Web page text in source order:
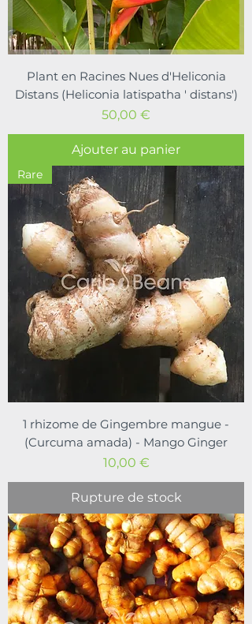
Plant en Racines Nues d'Heliconia
Distans (Heliconia latispatha ' distans')
Prix
50,00 €
Ajouter au panier
Rare
1 rhizome de Gingembre mangue -
(Curcuma amada) - Mango Ginger
Prix
10,00 €
Rupture de stock